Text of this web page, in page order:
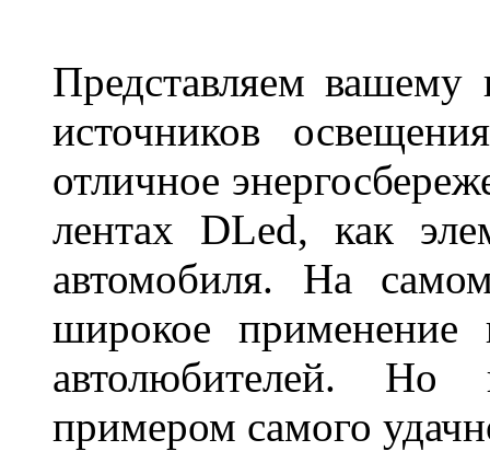
Представляем
источников
отличное
лентах DLed, как
автомобиля. На
широкое
автолюбителей. Но
примером самого